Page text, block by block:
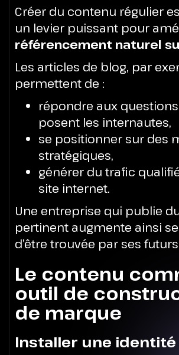
Créer du contenu régulier
un levier puissant pour
référencement naturel
Les articles de blog, par
permettent de :
répondre aux
posent les internautes,
se positionner sur des
stratégiques,
générer du trafic
site internet.
Une entreprise qui publie
pertinent augmente ainsi
d’être trouvée par ses
Le contenu
outil de
de marque
Installer une